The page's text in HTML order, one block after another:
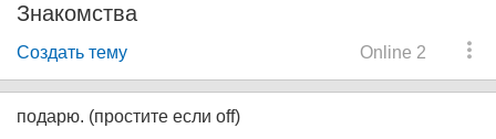
Знакомства
Online 2
Создать тему
подарю. (простите если off)